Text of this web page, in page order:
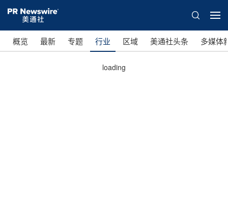
概览 最新 专题 行业 区域 美通社头条 多媒体
loading